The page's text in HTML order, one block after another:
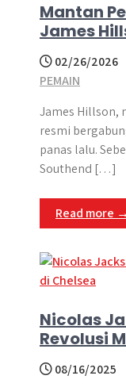
Mantan
James
02/26/2026
PEMAIN
James Hillson,
resmi
panas lalu.
Southend […]
Read more →
Nicolas
Revolusi
08/16/2025